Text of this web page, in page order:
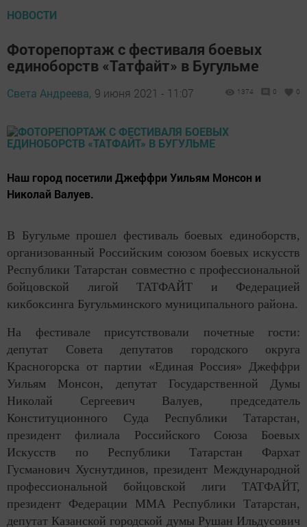
НОВОСТИ
Фоторепортаж с фестиваля боевых
единоборств «Татфайт» в Бугульме
Света Андреева, 9 июня 2021 - 11:07 1374 0 0
Наш город посетили Джеффри Уильям Монсон и
Николай Валуев.
В Бугульме прошел фестиваль боевых единоборств,
организованный Российским союзом боевых искусств
Республики Татарстан совместно с профессиональной
бойцовской лигой ТАТФАЙТ и Федерацией
кикбоксинга Бугульминского муниципального района.
На фестивале присутствовали почетные гости:
депутат Совета депутатов городского округа
Красногорска от партии «Единая Россия» Джеффри
Уильям Монсон, депутат Государственной Думы
Николай Сергеевич Валуев, председатель
Конституционного Суда Республики Татарстан,
президент филиала Российского Союза Боевых
Искусств по Республики Татарстан Фархат
Гусманович Хуснутдинов, президент Международной
профессиональной бойцовской лиги ТАТФАЙТ,
президент Федерации ММА Республики Татарстан,
депутат Казанской городской думы Рушан Ильдусович